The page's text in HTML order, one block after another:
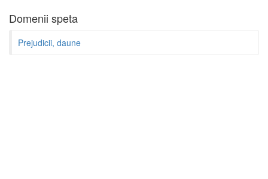
Domenii speta
Prejudicii, daune